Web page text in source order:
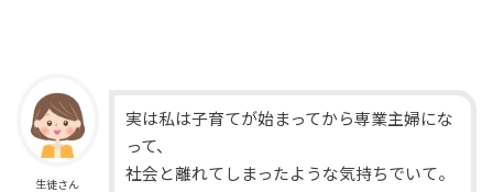
生徒さん
実は私は子育てが始まってから専業主婦にな
って、
社会と離れてしまったような気持ちでいて。